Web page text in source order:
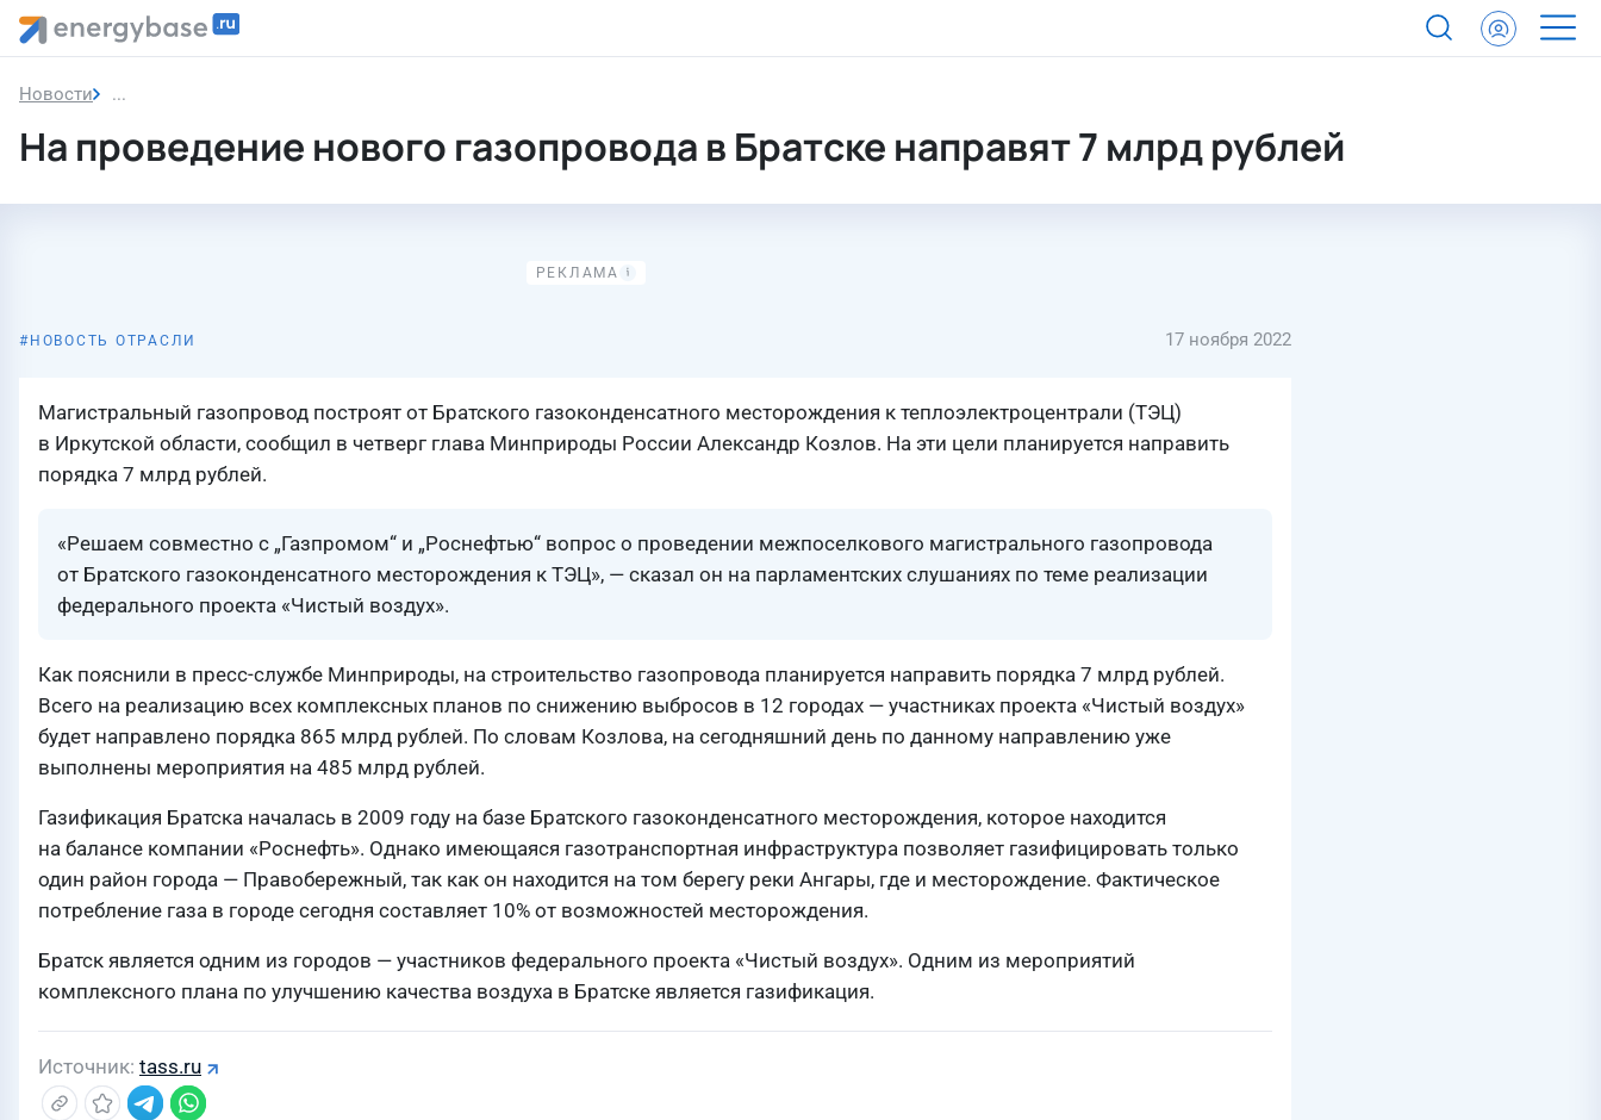
Новости На проведение нового газопровода в Братске направят 7 млрд рублей
На проведение нового газопровода в Братске направят 7 млрд рублей
НОВОСТЬ ОТРАСЛИ 17 ноября 2022
Магистральный газопровод построят от Братского газоконденсатного месторождения к теплоэлектроцентрали (ТЭЦ)
в Иркутской области, сообщил в четверг глава Минприроды России Александр Козлов. На эти цели планируется направить
порядка 7 млрд рублей.
«Решаем совместно с „Газпромом“ и „Роснефтью“ вопрос о проведении межпоселкового магистрального газопровода
от Братского газоконденсатного месторождения к ТЭЦ», — сказал он на парламентских слушаниях по теме реализации
федерального проекта «Чистый воздух».
Как пояснили в пресс-службе Минприроды, на строительство газопровода планируется направить порядка 7 млрд рублей.
Всего на реализацию всех комплексных планов по снижению выбросов в 12 городах — участниках проекта «Чистый воздух»
будет направлено порядка 865 млрд рублей. По словам Козлова, на сегодняшний день по данному направлению уже
выполнены мероприятия на 485 млрд рублей.
Газификация Братска началась в 2009 году на базе Братского газоконденсатного месторождения, которое находится
на балансе компании «Роснефть». Однако имеющаяся газотранспортная инфраструктура позволяет газифицировать только
один район города — Правобережный, так как он находится на том берегу реки Ангары, где и месторождение. Фактическое
потребление газа в городе сегодня составляет 10% от возможностей месторождения.
Братск является одним из городов — участников федерального проекта «Чистый воздух». Одним из мероприятий
комплексного плана по улучшению качества воздуха в Братске является газификация.
Источник tass.ru